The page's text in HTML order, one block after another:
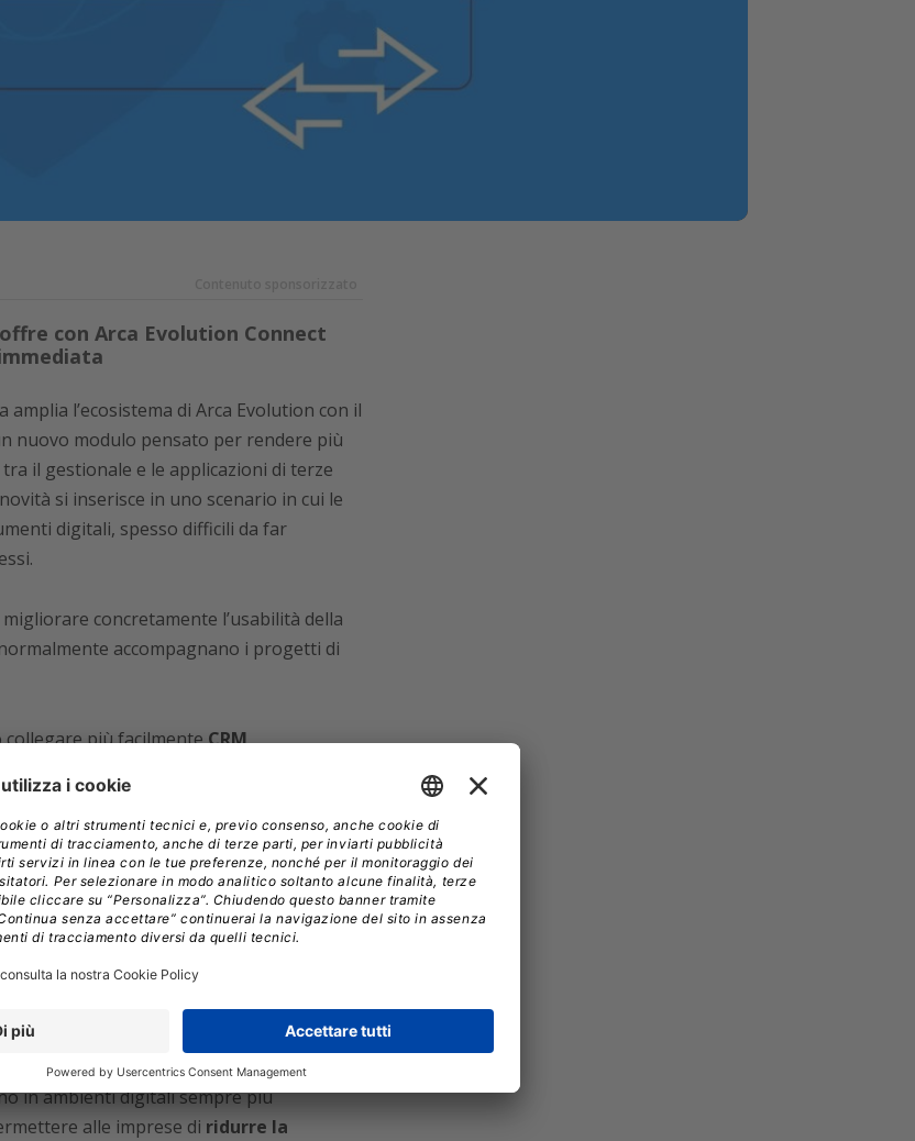
con Arca Evolution Connect
l’ecosistema di Arca Evolution con il
nuovo modulo pensato per rendere più
il gestionale e le applicazioni di terze
si inserisce in uno scenario in cui le
digitali, spesso difficili da far
concretamente l’usabilità della
accompagnano i progetti di
collegare più facilmenteCRM,
di business intelligence e
e riducendo il carico operativo
ma soprattutto organizzativo. Integrare
quotidiani, limitare attività manuali
amministrativi, commerciali e
stato sviluppato per offrire un’esperienza
maggiore continuità operativa.
e automazione sono ormai
in ambienti digitali sempre più
alle imprese di ridurre la